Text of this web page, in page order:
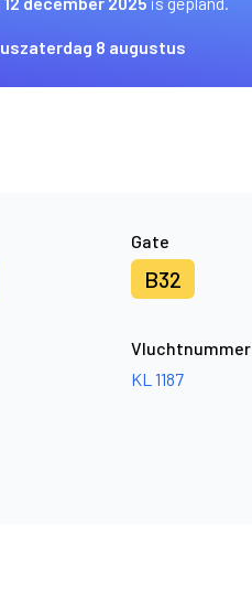
zaterdag 8 augustus
Gate
B32
Vluchtnummer
KL 1187